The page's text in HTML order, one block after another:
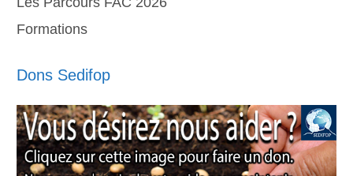
Formations
Dons Sedifop